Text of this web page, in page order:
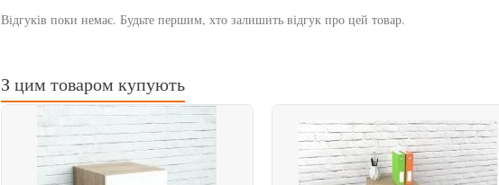
Відгуків поки немає. Будьте першим, хто залишить відгук про цей товар.
З цим товаром купують